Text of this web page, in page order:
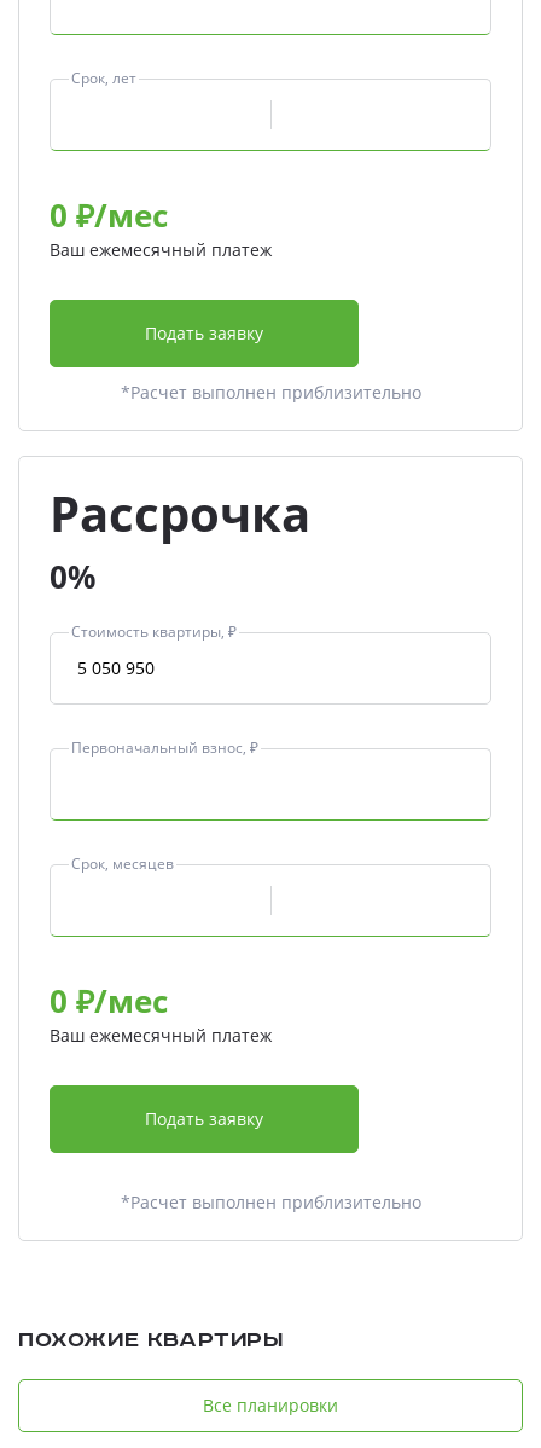
Срок, лет
0 ₽/мес
Ваш ежемесячный платеж
Подать заявку
*Расчет выполнен приблизительно
Рассрочка
0%
Стоимость квартиры, ₽
Первоначальный взнос, ₽
Срок, месяцев
0 ₽/мес
Ваш ежемесячный платеж
Подать заявку
*Расчет выполнен приблизительно
Похожие квартиры
Все планировки